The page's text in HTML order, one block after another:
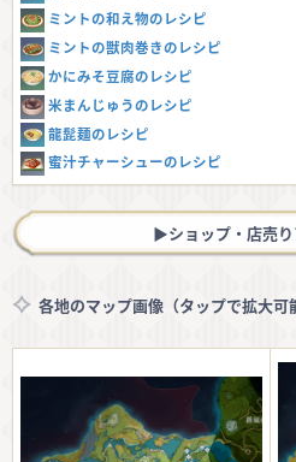
ミントの和え物のレシピ
ミントの獣肉巻きのレシピ
かにみそ豆腐のレシピ
米まんじゅうのレシピ
龍髭麺のレシピ
蜜汁チャーシューのレシピ
▶︎ショップ・店売
各地のマップ画像（タップで拡大可